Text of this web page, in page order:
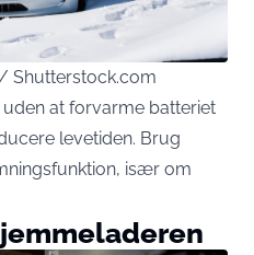
Shutterstock.com
at forvarme batteriet
levetiden. Brug
især om